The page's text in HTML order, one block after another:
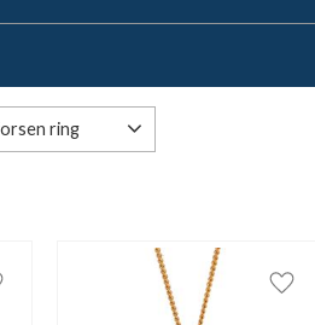
ring
till i favoriter